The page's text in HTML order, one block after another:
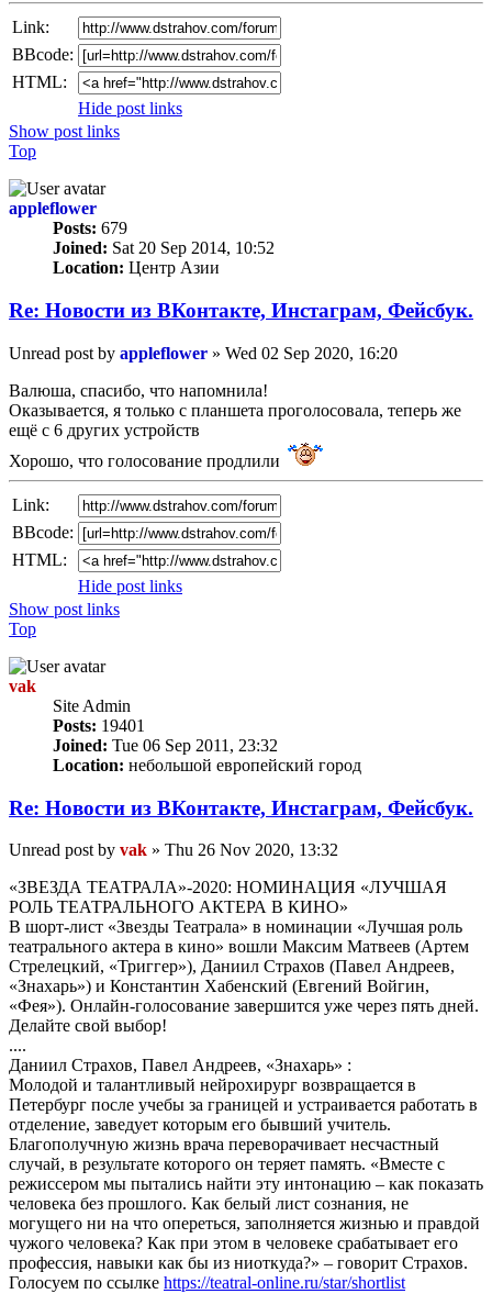
Link:
BBcode:
HTML:
Hide post links
Show post links
Top
appleflower
Posts: 679
Joined: Sat 20 Sep 2014, 10:52
Location: Центр Азии
Re: Новости из ВКонтакте, Инстаграм, Фейсбук.
Unread post by appleflower » Wed 02 Sep 2020, 16:20
Валюша, спасибо, что напомнила!
Оказывается, я только с планшета проголосовала, теперь же
ещё с 6 других устройств
Хорошо, что голосование продлили
Link:
BBcode:
HTML:
Hide post links
Show post links
Top
vak
Site Admin
Posts: 19401
Joined: Tue 06 Sep 2011, 23:32
Location: небольшой европейский город
Re: Новости из ВКонтакте, Инстаграм, Фейсбук.
Unread post by vak » Thu 26 Nov 2020, 13:32
«ЗВЕЗДА ТЕАТРАЛА»-2020: НОМИНАЦИЯ «ЛУЧШАЯ
РОЛЬ ТЕАТРАЛЬНОГО АКТЕРА В КИНО»
В шорт-лист «Звезды Театрала» в номинации «Лучшая роль
театрального актера в кино» вошли Максим Матвеев (Артем
Стрелецкий, «Триггер»), Даниил Страхов (Павел Андреев,
«Знахарь») и Константин Хабенский (Евгений Войгин,
«Фея»). Онлайн-голосование завершится уже через пять дней.
Делайте свой выбор!
....
Даниил Страхов, Павел Андреев, «Знахарь» :
Молодой и талантливый нейрохирург возвращается в
Петербург после учебы за границей и устраивается работать в
отделение, заведует которым его бывший учитель.
Благополучную жизнь врача переворачивает несчастный
случай, в результате которого он теряет память. «Вместе с
режиссером мы пытались найти эту интонацию – как показать
человека без прошлого. Как белый лист сознания, не
могущего ни на что опереться, заполняется жизнью и правдой
чужого человека? Как при этом в человеке срабатывает его
профессия, навыки как бы из ниоткуда?» – говорит Страхов.
Голосуем по ссылке https://teatral-online.ru/star/shortlist